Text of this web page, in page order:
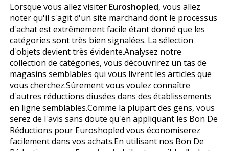
Lorsque vous allez visiter Euroshopled, vous allez
noter qu'il s'agit d'un site marchand dont le processus
d'achat est extrêmement facile étant donné que les
catégories sont très bien signalées. La sélection
d'objets devient très évidente.Analysez notre
collection de catégories, vous découvrirez un tas de
magasins semblables qui vous livrent les articles que
vous cherchez.Sûrement vous voulez connaître
d'autres réductions diffusées dans des établissements
en ligne semblables.Comme la plupart des gens, vous
serez de l'avis sans doute qu'en appliquant les Bon De
Réductions pour Euroshopled vous économiserez
facilement dans vos achats.En utilisant nos Bon De